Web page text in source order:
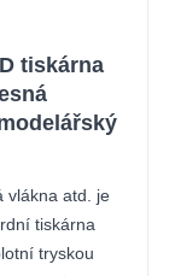
tiskárna
vlákna atd. je
tiskárna
tryskou